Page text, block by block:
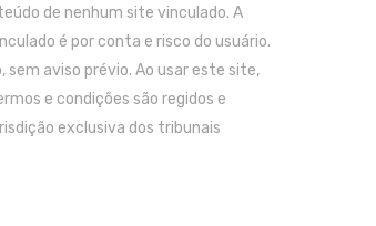
de nenhum site vinculado. A
é por conta e risco do usuário.
sem aviso prévio. Ao usar este site,
e condições são regidos e
exclusiva dos tribunais